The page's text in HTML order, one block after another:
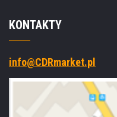
KONTAKTY
info@CDRmarket.pl